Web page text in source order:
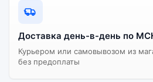
Доставка день-в-день по
Курьером или самовывозом из
без предоплаты